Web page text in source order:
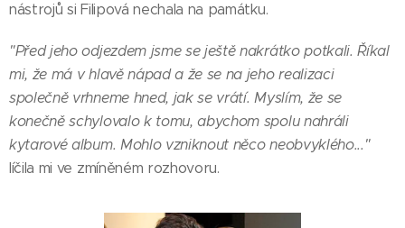
nástrojů si Filipová nechala na památku.
"Před jeho odjezdem jsme se ještě nakrátko potkali. Říkal
mi, že má v hlavě nápad a že se na jeho realizaci
společně vrhneme hned, jak se vrátí. Myslím, že se
konečně schylovalo k tomu, abychom spolu nahráli
kytarové album. Mohlo vzniknout něco neobvyklého..."
líčila mi ve zmíněném rozhovoru.